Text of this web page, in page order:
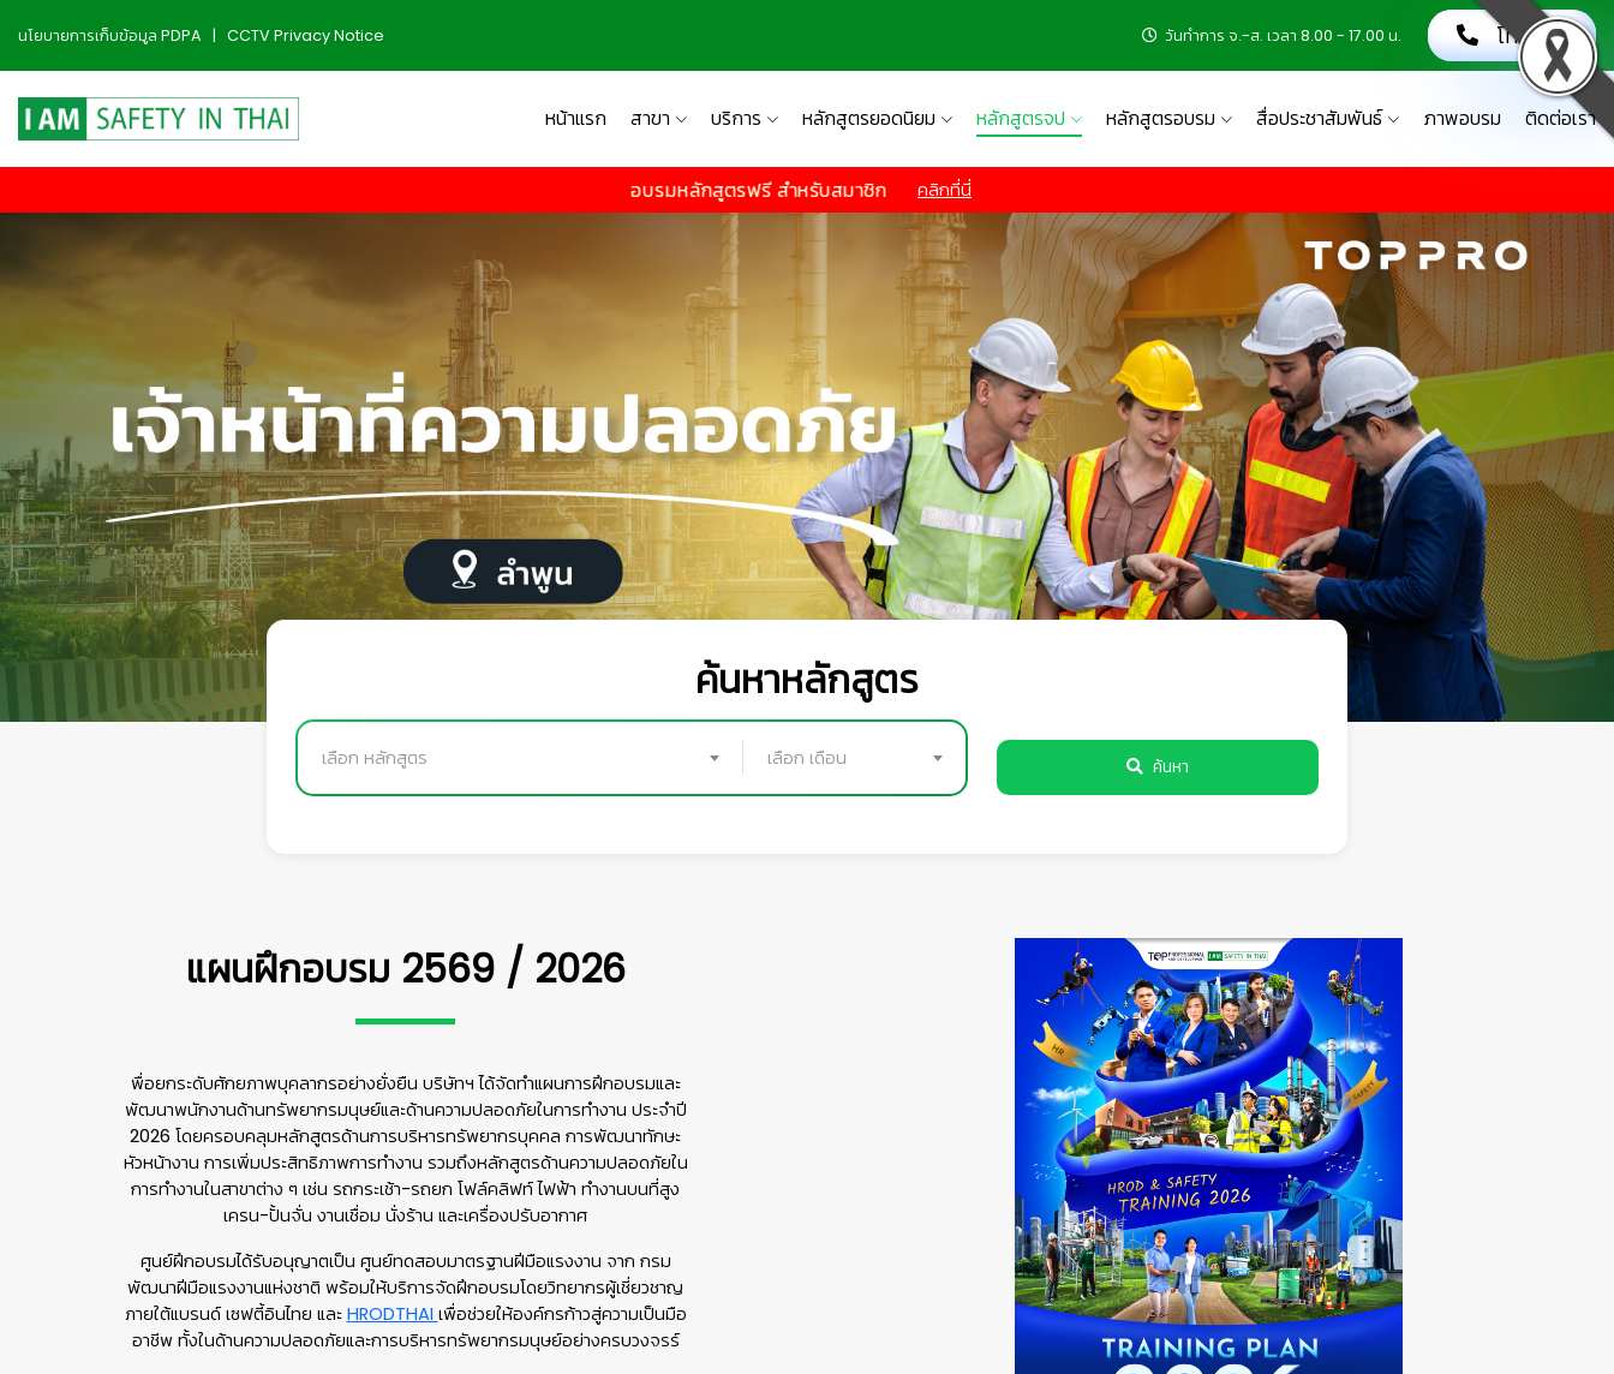
นโยบายการเก็บข้อมูล PDPA | CCTV Privacy Notice วันทำการ จ.-ส. เวลา 8.00 - 17.00 น. โทรเลย!
หน้าแรก สาขา บริการ หลักสูตรยอดนิยม หลักสูตรจป หลักสูตรอบรม สื่อประชาสัมพันธ์ ภาพอบรม ติดต่อเรา
อบรมหลักสูตรฟรี สำหรับสมาชิก คลิกที่นี่
ค้นหาหลักสูตร
เลือก หลักสูตร เลือก เดือน ค้นหา
แผนฝึกอบรม 2569 / 2026
พื่อยกระดับศักยภาพบุคลากรอย่างยั่งยืน บริษัทฯ ได้จัดทำแผนการฝึกอบรมและ
พัฒนาพนักงานด้านทรัพยากรมนุษย์และด้านความปลอดภัยในการทำงาน ประจำปี
2026 โดยครอบคลุมหลักสูตรด้านการบริหารทรัพยากรบุคคล การพัฒนาทักษะ
หัวหน้างาน การเพิ่มประสิทธิภาพการทำงาน รวมถึงหลักสูตรด้านความปลอดภัยใน
การทำงานในสาขาต่าง ๆ เช่น รถกระเช้า-รถยก โฟล์คลิฟท์ ไฟฟ้า ทำงานบนที่สูง
เครน-ปั้นจั่น งานเชื่อม นั่งร้าน และเครื่องปรับอากาศ
ศูนย์ฝึกอบรมได้รับอนุญาตเป็น ศูนย์ทดสอบมาตรฐานฝีมือแรงงาน จาก กรม
พัฒนาฝีมือแรงงานแห่งชาติ พร้อมให้บริการจัดฝึกอบรมโดยวิทยากรผู้เชี่ยวชาญ
ภายใต้แบรนด์ เซฟตี้อินไทย และ HRODTHAI เพื่อช่วยให้องค์กรก้าวสู่ความเป็นมือ
อาชีพ ทั้งในด้านความปลอดภัยและการบริหารทรัพยากรมนุษย์อย่างครบวงจรร์